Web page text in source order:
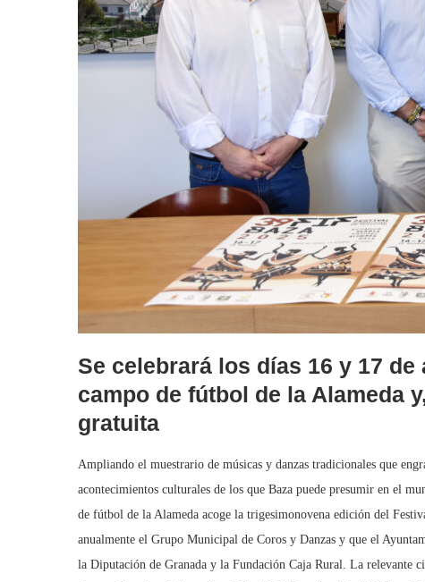
Se celebrará los días 16 y 17
campo de fútbol de la Alameda
gratuita
Ampliando el muestrario de músicas y danzas tradicionales que
acontecimientos culturales de los que Baza puede presumir en el
de fútbol de la Alameda acoge la trigesimonovena edición del
anualmente el Grupo Municipal de Coros y Danzas y que el
la Diputación de Granada y la Fundación Caja Rural. La relevante